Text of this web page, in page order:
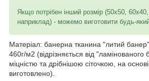
Якщо потрібен інший розмір (50х50,
наприклад) - можемо виготовити будь-
Матеріал: банерна тканина "литий
460г/м2 (відрізняється від
міцністю та дрібнішою сіточкою, на
виготовлено).